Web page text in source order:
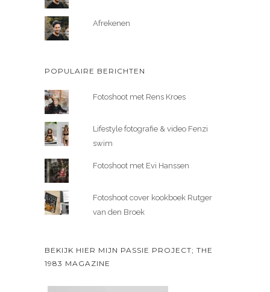
Afrekenen
POPULAIRE BERICHTEN
Fotoshoot met Rens Kroes
Lifestyle fotografie & video Fenzi
swim
Fotoshoot met Evi Hanssen
Fotoshoot cover kookboek Rutger
van den Broek
BEKIJK HIER MIJN PASSIE PROJECT; THE
1983 MAGAZINE